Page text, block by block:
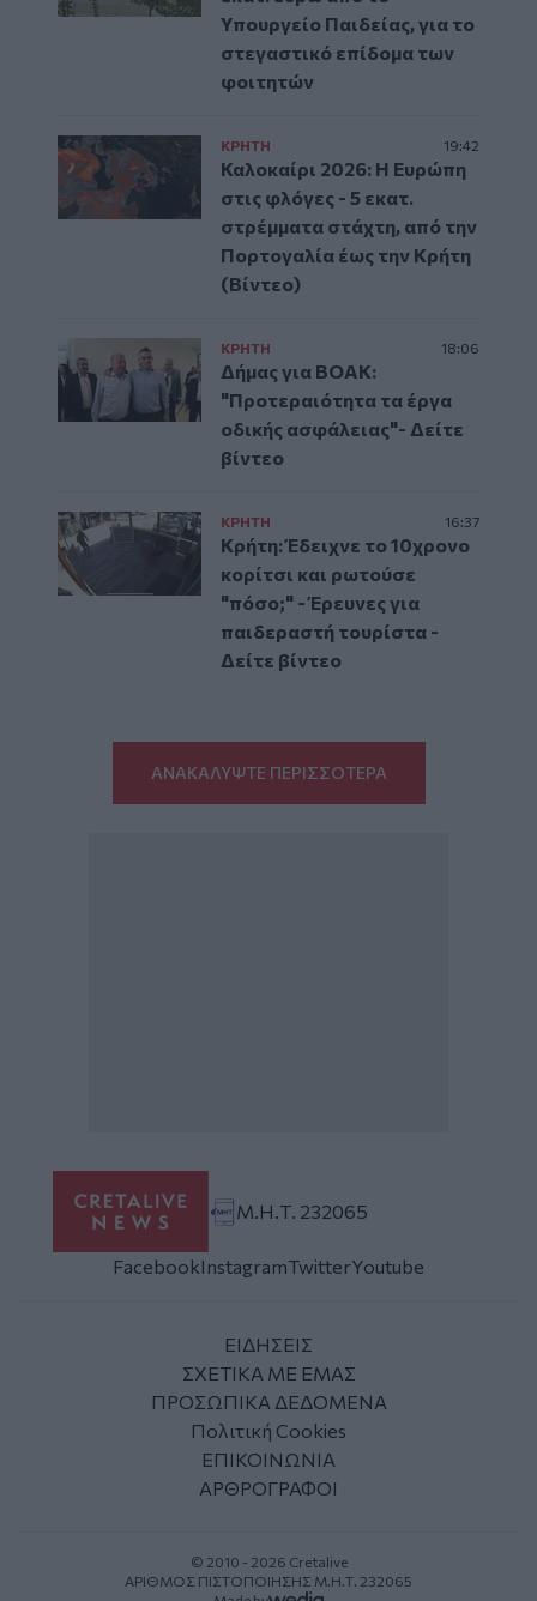
Υπουργείο Παιδείας, για το
στεγαστικό επίδομα των
φοιτητών
ΚΡΗΤΗ 19:42
Καλοκαίρι 2026: Η Ευρώπη
στις φλόγες - 5 εκατ.
στρέμματα στάχτη, από την
Πορτογαλία έως την Κρήτη
(Βίντεο)
ΚΡΗΤΗ 18:06
Δήμας για ΒΟΑΚ:
"Προτεραιότητα τα έργα
οδικής ασφάλειας"- Δείτε
βίντεο
ΚΡΗΤΗ 16:37
Κρήτη: Έδειχνε το 10χρονο
κορίτσι και ρωτούσε
"πόσο;" - Έρευνες για
παιδεραστή τουρίστα -
Δείτε βίντεο
ΑΝΑΚΑΛΥΨΤΕ ΠΕΡΙΣΣΟΤΕΡΑ
Μ.Η.Τ. 232065
FacebookInstagramTwitterYoutube
ΕΙΔΗΣΕΙΣ
ΣΧΕΤΙΚΑ ΜΕ ΕΜΑΣ
ΠΡΟΣΩΠΙΚΑ ΔΕΔΟΜΕΝΑ
Πολιτική Cookies
ΕΠΙΚΟΙΝΩΝΙΑ
ΑΡΘΡΟΓΡΑΦΟΙ
© 2010 - 2026 Cretalive
ΑΡΙΘΜΟΣ ΠΙΣΤΟΠΟΙΗΣΗΣ Μ.Η.Τ. 232065